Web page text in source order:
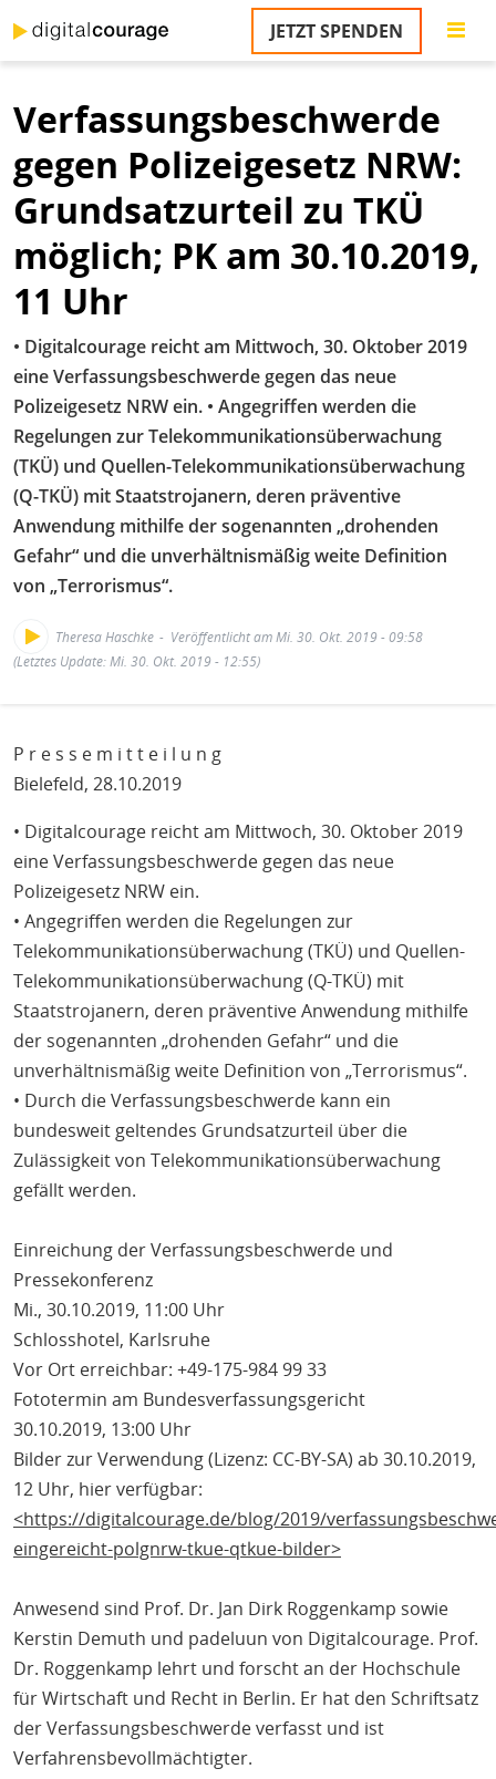
zum
Inhalt
JETZT SPENDEN
Verfassungsbeschwerde
gegen Polizeigesetz NRW:
Grundsatzurteil zu TKÜ
möglich; PK am 30.10.2019,
11 Uhr
• Digitalcourage reicht am Mittwoch, 30. Oktober 2019
eine Verfassungsbeschwerde gegen das neue
Polizeigesetz NRW ein. • Angegriffen werden die
Regelungen zur Telekommunikationsüberwachung
(TKÜ) und Quellen-Telekommunikationsüberwachung
(Q-TKÜ) mit Staatstrojanern, deren präventive
Anwendung mithilfe der sogenannten „drohenden
Gefahr“ und die unverhältnismäßig weite Definition
von „Terrorismus“.
Theresa Haschke
Veröffentlicht am Mi. 30. Okt. 2019 - 09:58
(Letztes Update: Mi. 30. Okt. 2019 - 12:55)
P r e s s e m i t t e i l u n g
Bielefeld, 28.10.2019
• Digitalcourage reicht am Mittwoch, 30. Oktober 2019
eine Verfassungsbeschwerde gegen das neue
Polizeigesetz NRW ein.
• Angegriffen werden die Regelungen zur
Telekommunikationsüberwachung (TKÜ) und Quellen-
Telekommunikationsüberwachung (Q-TKÜ) mit
Staatstrojanern, deren präventive Anwendung mithilfe
der sogenannten „drohenden Gefahr“ und die
unverhältnismäßig weite Definition von „Terrorismus“.
• Durch die Verfassungsbeschwerde kann ein
bundesweit geltendes Grundsatzurteil über die
Zulässigkeit von Telekommunikationsüberwachung
gefällt werden.
Einreichung der Verfassungsbeschwerde und
Pressekonferenz
Mi., 30.10.2019, 11:00 Uhr
Schlosshotel, Karlsruhe
Vor Ort erreichbar: +49-175-984 99 33
Fototermin am Bundesverfassungsgericht
30.10.2019, 13:00 Uhr
Bilder zur Verwendung (Lizenz: CC-BY-SA) ab 30.10.2019,
12 Uhr, hier verfügbar:
<https://digitalcourage.de/blog/2019/
eingereicht-polgnrw-tkue-qtkue-bilder>
Anwesend sind Prof. Dr. Jan Dirk Roggenkamp sowie
Kerstin Demuth und padeluun von Digitalcourage. Prof.
Dr. Roggenkamp lehrt und forscht an der Hochschule
für Wirtschaft und Recht in Berlin. Er hat den Schriftsatz
der Verfassungsbeschwerde verfasst und ist
Verfahrensbevollmächtigter.